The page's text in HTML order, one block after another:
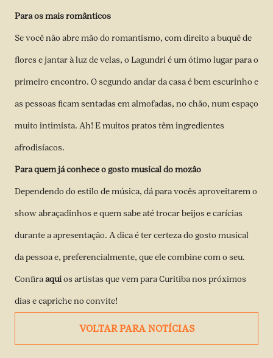
Para os mais românticos
Se você não abre mão do romantismo, com direito a buquê de
flores e jantar à luz de velas, o Lagundri é um ótimo lugar para o
primeiro encontro. O segundo andar da casa é bem escurinho e
as pessoas ficam sentadas em almofadas, no chão, num espaço
muito intimista. Ah! E muitos pratos têm ingredientes
afrodisíacos.
Para quem já conhece o gosto musical do mozâo
Dependendo do estilo de música, dá para vocês aproveitarem o
show abraçadinhos e quem sabe até trocar beijos e carícias
durante a apresentação. A dica é ter certeza do gosto musical
da pessoa e, preferencialmente, que ele combine com o seu.
Confiraaquios artistas que vem para Curitiba nos próximos
dias e capriche no convite!
VOLTAR PARA NOTÍCIAS